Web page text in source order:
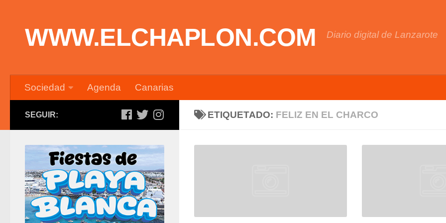
WWW.ELCHAPLON.COM Diario digital de Lanzarote
Sociedad Agenda Canarias
ETIQUETADO: FELIZ EN EL CHARCO
SEGUIR: